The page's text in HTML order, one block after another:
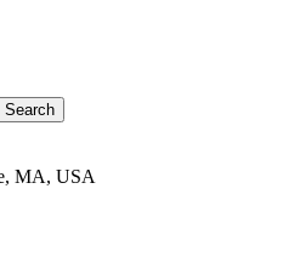
MA, USA